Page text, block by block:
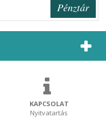
Pénztár
KAPCSOLAT
Nyitvatartás